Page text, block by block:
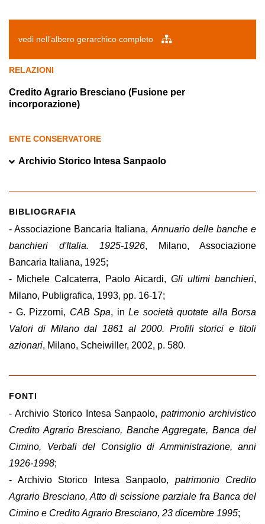
vedi nell'albero gerarchico completo
RELAZIONI
Credito Agrario Bresciano (Fusione per
incorporazione)
ENTE CONSERVATORE
Archivio Storico Intesa Sanpaolo
BIBLIOGRAFIA
- Associazione Bancaria Italiana, Annuario delle banche e
banchieri d'Italia. 1925-1926, Milano, Associazione
Bancaria Italiana, 1925;
- Michele Calcaterra, Paolo Aicardi, Gli ultimi banchieri,
Milano, Publigrafica, 1993, pp. 16-17;
- G. Pizzorni, CAB Spa, in Le società quotate alla Borsa
Valori di Milano dal 1861 al 2000. Profili storici e titoli
azionari, Milano, Scheiwiller, 2002, p. 580.
FONTI
- Archivio Storico Intesa Sanpaolo,patrimonio archivistico
Credito Agrario Bresciano, Banche Aggregate, Banca del
Cimino, Verbali del Consiglio di Amministrazione, anni
1926-1998;
- Archivio Storico Intesa Sanpaolo, patrimonio Credito
Agrario Bresciano, Atto di scissione parziale fra Banca del
Cimino e Credito Agrario Bresciano, 23 dicembre 1995;